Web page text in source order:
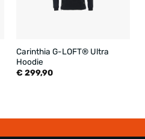
Carinthia G-LOFT® Ultra
Hoodie
€ 299,90